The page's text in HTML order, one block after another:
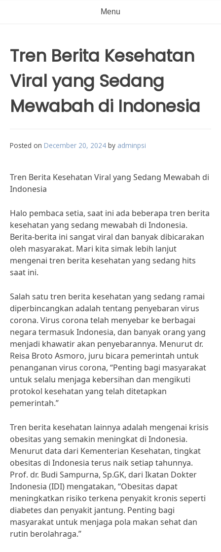
Menu
Tren Berita Kesehatan
Viral yang Sedang
Mewabah di Indonesia
Posted on December 20, 2024 by adminpsi
Tren Berita Kesehatan Viral yang Sedang Mewabah di
Indonesia
Halo pembaca setia, saat ini ada beberapa tren berita
kesehatan yang sedang mewabah di Indonesia.
Berita-berita ini sangat viral dan banyak dibicarakan
oleh masyarakat. Mari kita simak lebih lanjut
mengenai tren berita kesehatan yang sedang hits
saat ini.
Salah satu tren berita kesehatan yang sedang ramai
diperbincangkan adalah tentang penyebaran virus
corona. Virus corona telah menyebar ke berbagai
negara termasuk Indonesia, dan banyak orang yang
menjadi khawatir akan penyebarannya. Menurut dr.
Reisa Broto Asmoro, juru bicara pemerintah untuk
penanganan virus corona, “Penting bagi masyarakat
untuk selalu menjaga kebersihan dan mengikuti
protokol kesehatan yang telah ditetapkan
pemerintah.”
Tren berita kesehatan lainnya adalah mengenai krisis
obesitas yang semakin meningkat di Indonesia.
Menurut data dari Kementerian Kesehatan, tingkat
obesitas di Indonesia terus naik setiap tahunnya.
Prof. dr. Budi Sampurna, Sp.GK, dari Ikatan Dokter
Indonesia (IDI) mengatakan, “Obesitas dapat
meningkatkan risiko terkena penyakit kronis seperti
diabetes dan penyakit jantung. Penting bagi
masyarakat untuk menjaga pola makan sehat dan
rutin berolahraga.”